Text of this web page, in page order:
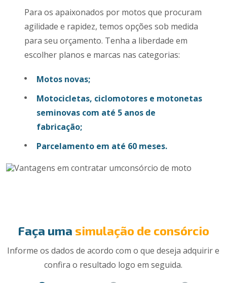
Para os apaixonados por motos que procuram
agilidade e rapidez, temos opções sob medida
para seu orçamento. Tenha a liberdade em
escolher planos e marcas nas categorias:
Motos novas;
Motocicletas, ciclomotores e motonetas
seminovas com até 5 anos de
fabricação;
Parcelamento em até 60 meses.
Faça uma simulação de consórcio
Informe os dados de acordo com o que deseja adquirir e
confira o resultado logo em seguida.